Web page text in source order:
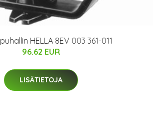
HELLA 8EV 003 361-011
96.62 EUR
LISÄTIETOJA